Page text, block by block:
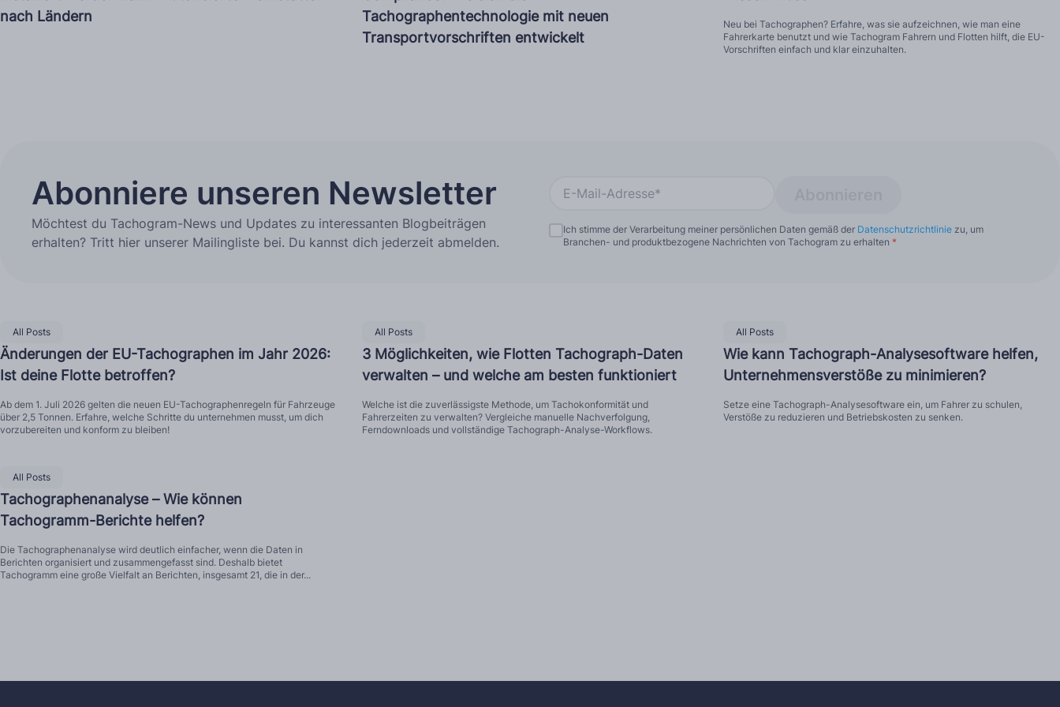
Mehr Sprachen
nach Ländern
Tachographentechnologie mit neuen
Transportvorschriften entwickelt
Neu bei Tachographen? Erfahre, was sie aufzeichnen, wie man eine
Fahrerkarte benutzt und wie Tachogram Fahrern und Flotten hilft, die EU-
Vorschriften einfach und klar einzuhalten.
Abonniere unseren Newsletter
Möchtest du Tachogram-News und Updates zu interessanten Blogbeiträgen
erhalten? Tritt hier unserer Mailingliste bei. Du kannst dich jederzeit abmelden.
Ich stimme der Verarbeitung meiner persönlichen Daten gemäß der Datenschutzrichtlinie zu, um
Branchen- und produktbezogene Nachrichten von Tachogram zu erhalten *
All Posts
Änderungen der EU-Tachographen im Jahr 2026:
Ist deine Flotte betroffen?
Ab dem 1. Juli 2026 gelten die neuen EU-Tachographenregeln für Fahrzeuge
über 2,5 Tonnen. Erfahre, welche Schritte du unternehmen musst, um dich
vorzubereiten und konform zu bleiben!
All Posts
3 Möglichkeiten, wie Flotten Tachograph-Daten
verwalten – und welche am besten funktioniert
Welche ist die zuverlässigste Methode, um Tachokonformität und
Fahrerzeiten zu verwalten? Vergleiche manuelle Nachverfolgung,
Ferndownloads und vollständige Tachograph-Analyse-Workflows.
All Posts
Wie kann Tachograph-Analysesoftware helfen,
Unternehmensverstöße zu minimieren?
Setze eine Tachograph-Analysesoftware ein, um Fahrer zu schulen,
Verstöße zu reduzieren und Betriebskosten zu senken.
All Posts
Tachographenanalyse – Wie können
Tachogramm-Berichte helfen?
Die Tachographenanalyse wird deutlich einfacher, wenn die Daten in
Berichten organisiert und zusammengefasst sind. Deshalb bietet
Tachogramm eine große Vielfalt an Berichten, insgesamt 21, die in der...